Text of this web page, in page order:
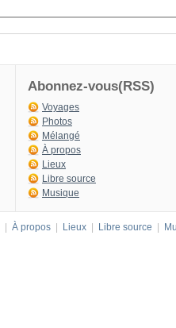
Abonnez-vous(RSS)
Voyages
Photos
Mélangé
À propos
Lieux
Libre source
Musique
À propos Lieux Libre source